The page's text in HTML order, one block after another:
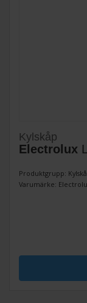
Kylskåp
Electrolux
Produktgrupp:
Varumärke: